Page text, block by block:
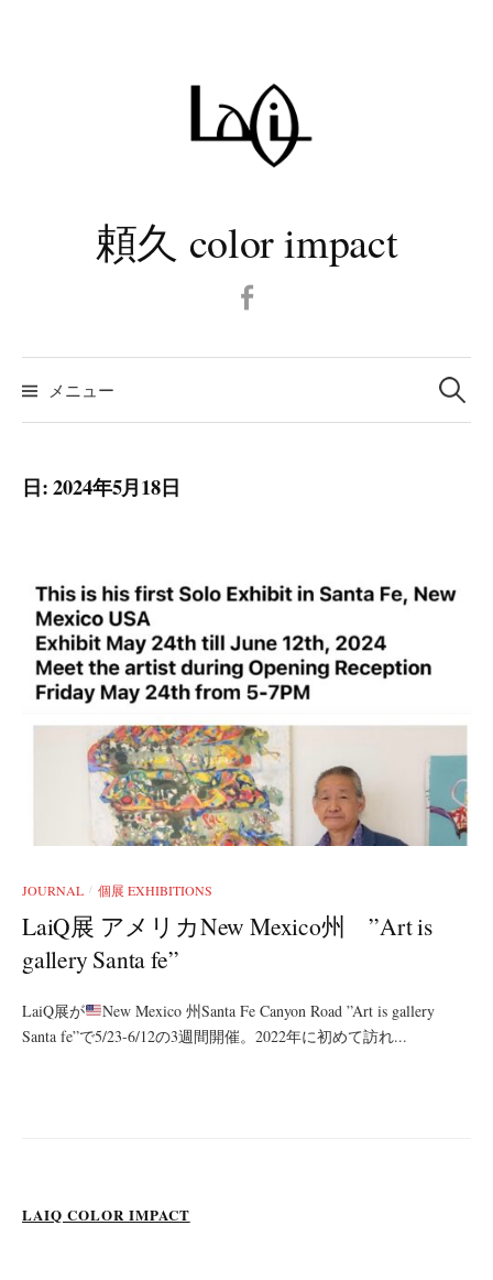
頼久 color impact
メニュー 検
日:2024年5月18日
JOURNAL / 個展 EXHIBITIONS
LaiQ展 アメリカNew Mexico州 ”Art is
gallery Santa fe”
LaiQ展が
New Mexico 州Santa Fe Canyon Road ”Art is gallery
Santa fe”で5/23-6/12の3週間開催。2022年に初めて訪れ...
LAIQ COLOR IMPACT